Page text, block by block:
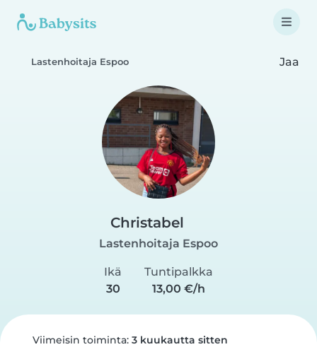
Lastenhoitaja Espoo Jaa
Christabel
Lastenhoitaja Espoo
Ikä
30
Tuntipalkka
13,00 €/h
Viimeisin toiminta: 3 kuukautta sitten